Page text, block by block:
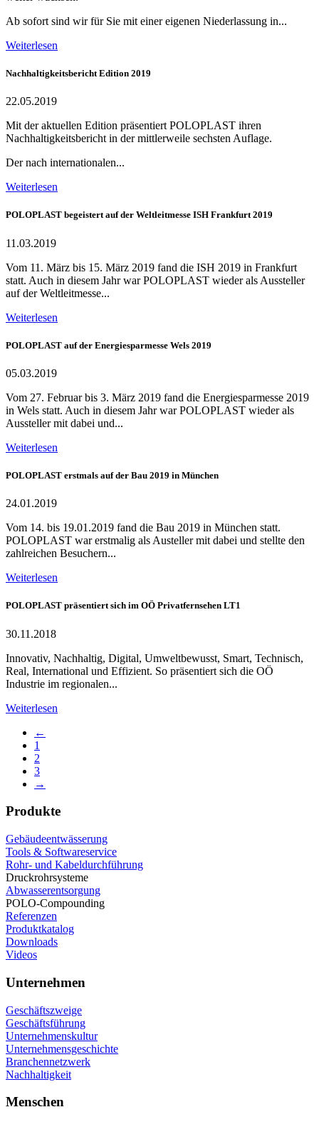
Ab sofort sind wir für Sie mit einer eigenen Niederlassung in...
Weiterlesen
Nachhaltigkeitsbericht Edition 2019
22.05.2019
Mit der aktuellen Edition präsentiert POLOPLAST ihren
Nachhaltigkeitsbericht in der mittlerweile sechsten Auflage.
Der nach internationalen...
Weiterlesen
POLOPLAST begeistert auf der Weltleitmesse ISH Frankfurt 2019
11.03.2019
Vom 11. März bis 15. März 2019 fand die ISH 2019 in Frankfurt
statt. Auch in diesem Jahr war POLOPLAST wieder als Aussteller
auf der Weltleitmesse...
Weiterlesen
POLOPLAST auf der Energiesparmesse Wels 2019
05.03.2019
Vom 27. Februar bis 3. März 2019 fand die Energiesparmesse 2019
in Wels statt. Auch in diesem Jahr war POLOPLAST wieder als
Aussteller mit dabei und...
Weiterlesen
POLOPLAST erstmals auf der Bau 2019 in München
24.01.2019
Vom 14. bis 19.01.2019 fand die Bau 2019 in München statt.
POLOPLAST war erstmalig als Austeller mit dabei und stellte den
zahlreichen Besuchern...
Weiterlesen
POLOPLAST präsentiert sich im OÖ Privatfernsehen LT1
30.11.2018
Innovativ, Nachhaltig, Digital, Umweltbewusst, Smart, Technisch,
Real, International und Effizient. So präsentiert sich die OÖ
Industrie im regionalen...
Weiterlesen
←
1
2
3
→
Produkte
Gebäudeentwässerung
Tools & Softwareservice
Rohr- und Kabeldurchführung
Druckrohrsysteme
Abwasserentsorgung
POLO-Compounding
Referenzen
Produktkatalog
Downloads
Videos
Unternehmen
Geschäftszweige
Geschäftsführung
Unternehmenskultur
Unternehmensgeschichte
Branchennetzwerk
Nachhaltigkeit
Menschen